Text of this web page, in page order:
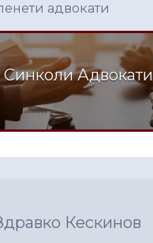
адвокати
Адвокати
Кескинов